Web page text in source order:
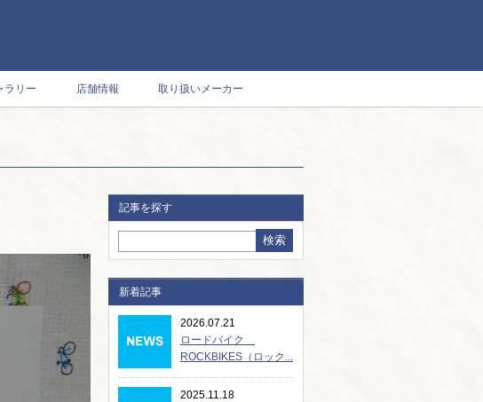
ラリー 店舗情報 取り扱いメーカー
記事を探す
新着記事
2026.07.21
ロードバイク
ROCKBIKES（ロック...
2025.11.18